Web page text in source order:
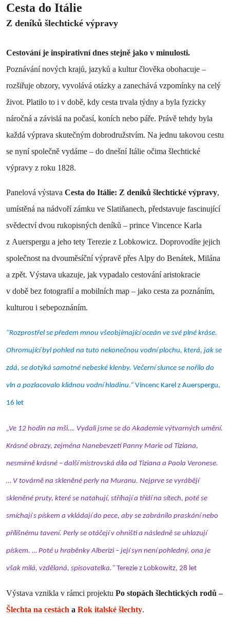
Cesta do Itálie
Z deníků šlechtické výpravy
Cestování je inspirativní dnes stejně jako v minulosti.
Poznávání nových krajů, jazyků a kultur člověka obohacuje –
rozšiřuje obzory, vyvolává otázky a zanechává vzpomínky na celý
život. Platilo to i v době, kdy cesta trvala týdny a byla fyzicky
náročná a závislá na počasí, koních nebo páře. Právě tehdy byla
každá výprava skutečným dobrodružstvím. Na jednu takovou cestu
se nyní společně vydáme – do dnešní Itálie očima šlechtické
výpravy z roku 1828.
Panelová výstava Cesta do Itálie: Z deníků šlechtické výpravy,
umístěná na nádvoří zámku ve Slatiňanech, představuje fascinující
svědectví dvou rukopisných deníků – prince Vincence Karla
z Auerspergu a jeho tety Terezie z Lobkowicz. Doprovodíte jejich
společnost na dvouměsíční výpravě přes Alpy do Benátek, Milána
a zpět. Výstava ukazuje, jak vypadalo cestování aristokracie
v době bez fotografií a mobilních map – jako cesta za poznáním,
kulturou i sebepoznáním.
"Rozprostřel se předem mnou všeobjímající oceán ve své plné kráse.
Ohromující byl pohled na tuto nekonečnou vodní plochu, která, jak se
zdá, se dotýká samotné nebeské klenby. Večerní slunce se nořilo do
vln a pozlacovalo klidnou vodní hladinu.“ Vincenc Karel z Auerspergu,
16 let
„Ve 12 hodin na mši…. Vydali jsme se do Akademie výtvarných umění.
Krásné obrazy, zejména Nanebevzetí Panny Marie od Tiziana,
nesmírně krásné – další mistrovská díla od Tiziana a Paola Veronese.
… V továrně na skleněné perly na Muranu. Nejprve se vyrábějí
skleněné pruty, které se natahují, stříhají a třídí na sítech, poté se
smíchají s pískem a vkládají do pece, aby se zabránilo praskání nebo
přílišnému tavení. Perly se otáčejí v ohništi a následně se uhlazují
pískem. … Poté u hraběnky Alberizi – její syn není pohledný, ona je
však milá, vzdělaná, spisovatelka." Terezie z Lobkowitz, 28 let
Výstava vznikla v rámci projektu Po stopách šlechtických rodů –
Šlechta na cestách a Rok italské šlechty.